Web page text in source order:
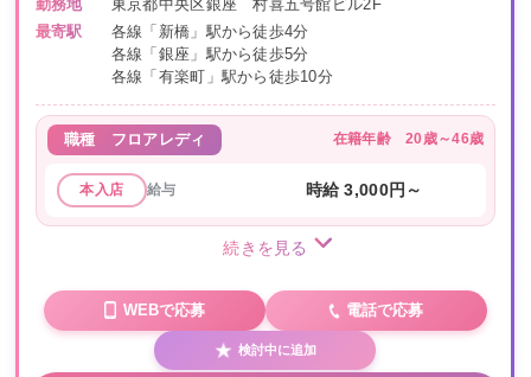
勤務地
東京都中央区銀座 村喜五号館ビル2F
最寄駅
各線「新橋」駅から徒歩4分
各線「銀座」駅から徒歩5分
各線「有楽町」駅から徒歩10分
職種 フロアレディ 在籍年齢20歳～46歳
本入店 給与 時給 3,000円～
続きを見る
WEBで応募 電話で応募
検討中に追加